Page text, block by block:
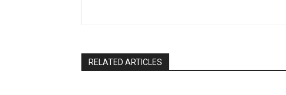
RELATED ARTICLES